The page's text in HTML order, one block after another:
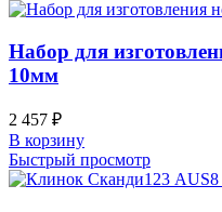
Набор для
10мм
2 457 ₽
В корзину
Быстрый просмотр